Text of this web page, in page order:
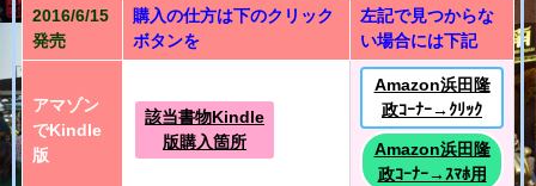
2016/6/15
発売
購入の仕方は下のクリック
ボタンを
左記で見つからな
い場合には下記
アマゾン
でKindle
版
該当書物Kindle
版購入箇所
Amazon浜田隆
政ｺｰﾅｰ→ｸﾘｯｸ
Amazon浜田隆
政ｺｰﾅｰ→ｽﾏﾎ用